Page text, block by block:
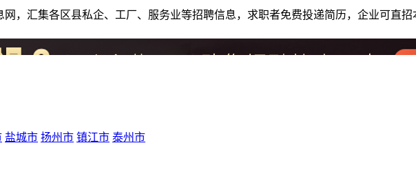
，汇集各区县私企、工厂、服务业等招聘信息，求职者免费投递简历，企业可直
盐城市 扬州市 镇江市 泰州市